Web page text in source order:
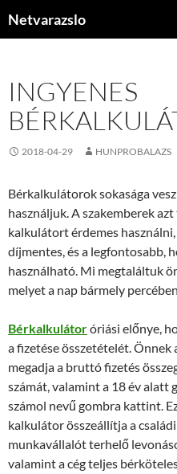
Netvarazslo
INGYENES
2018-04-29 HUNPROBALAZS
Bérkalkulátorok sokasága
használjuk. A szakemberek
kalkulátort érdemes
díjmentes, és a legfontosabb,
használható. Mi megtaláltuk
melyet a nap bármely
Bérkalkulátoróriási előnye,
a fizetése összetételét. Önnek
megadja a bruttó fizetés
számát, valamint a 18 év alatt
számol nevű gombra kattint.
kalkulátor összeállítja a
munkavállalót terhelő
valamint a cég teljes